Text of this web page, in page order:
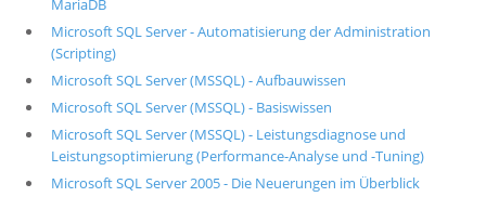
MariaDB
Microsoft SQL Server - Automatisierung der Administration
(Scripting)
Microsoft SQL Server (MSSQL) - Aufbauwissen
Microsoft SQL Server (MSSQL) - Basiswissen
Microsoft SQL Server (MSSQL) - Leistungsdiagnose und
Leistungsoptimierung (Performance-Analyse und -Tuning)
Microsoft SQL Server 2005 - Die Neuerungen im Überblick